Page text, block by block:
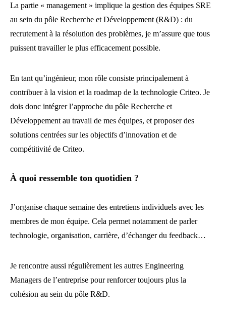
La partie « management » implique la gestion des équipes SRE
au sein du pôle Recherche et Développement (R&D) : du
recrutement à la résolution des problèmes, je m’assure que tous
puissent travailler le plus efficacement possible.
En tant qu’ingénieur, mon rôle consiste principalement à
contribuer à la vision et la roadmap de la technologie Criteo. Je
dois donc intégrer l’approche du pôle Recherche et
Développement au travail de mes équipes, et proposer des
solutions centrées sur les objectifs d’innovation et de
compétitivité de Criteo.
À quoi ressemble ton quotidien ?
J’organise chaque semaine des entretiens individuels avec les
membres de mon équipe. Cela permet notamment de parler
technologie, organisation, carrière, d’échanger du feedback…
Je rencontre aussi régulièrement les autres Engineering
Managers de l’entreprise pour renforcer toujours plus la
cohésion au sein du pôle R&D.